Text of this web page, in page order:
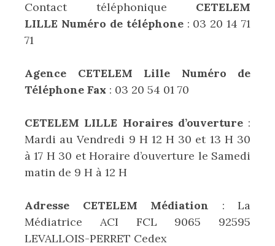
Contact téléphonique CETELEM
LILLE Numéro de téléphone: 03 20 14 71
71
Agence CETELEM Lille Numéro de
Téléphone Fax : 03 20 54 01 70
CETELEM LILLE Horaires d’ouverture:
Mardi au Vendredi 9 H 12 H 30 et 13 H 30
à 17 H 30 et Horaire d’ouverture le Samedi
matin de 9 H à 12 H
Adresse CETELEM Médiation : La
Médiatrice ACI FCL 9065 92595
LEVALLOIS-PERRET Cedex